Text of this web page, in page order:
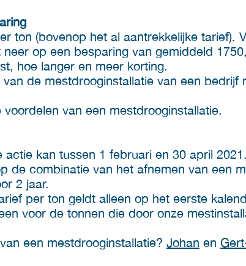
ton (bovenop het al aantrekkelijke tarief).
op een besparing van gemiddeld
hoe langer en meer korting.
de mestdrooginstallatie van een bedrijf
voordelen van een mestdrooginstallatie.
actie kan tussen 1 februari en 30 april 2021.
de combinatie van het afnemen van een
2 jaar.
per ton geldt alleen op het eerste
voor de tonnen die door onze
een mestdrooginstallatie? Johan en